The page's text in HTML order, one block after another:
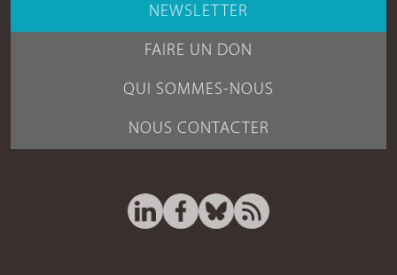
NEWSLETTER
FAIRE UN DON
QUI SOMMES-NOUS
NOUS CONTACTER